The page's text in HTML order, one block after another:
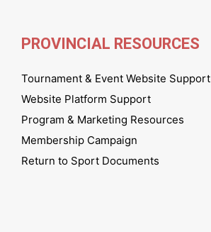
PROVINCIAL RESOURCES
Tournament & Event Website Support
Website Platform Support
Program & Marketing Resources
Membership Campaign
Return to Sport Documents